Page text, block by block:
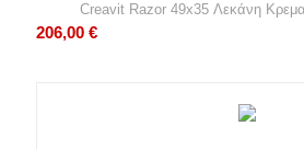
Creavit Razor 49x35 Λεκάνη
206,00 €